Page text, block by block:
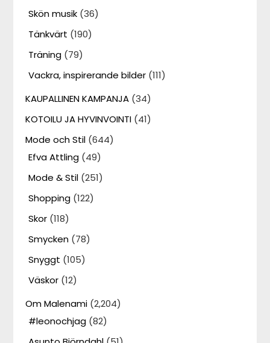
Skön musik (36)
Tänkvärt (190)
Träning (79)
Vackra, inspirerande bilder (111)
KAUPALLINEN KAMPANJA (34)
KOTOILU JA HYVINVOINTI (41)
Mode och Stil (644)
Efva Attling (49)
Mode & Stil (251)
Shopping (122)
Skor (118)
Smycken (78)
Snyggt (105)
Väskor (12)
Om Malenami (2,204)
#leonochjag (82)